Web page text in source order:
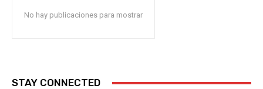
No hay publicaciones para mostrar
STAY CONNECTED